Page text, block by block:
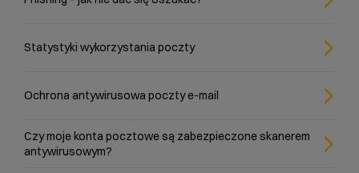
Statystyki wykorzystania poczty
Ochrona antywirusowa poczty e-mail
Czy moje konta pocztowe są zabezpieczone skanerem
antywirusowym?